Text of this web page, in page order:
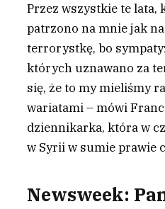
Przez wszystkie te lata,
patrzono na mnie jak
terrorystkę, bo
których uznawano za
się, że to my mieliśmy
wariatami – mówi
dziennikarka, która w
w Syrii w sumie prawie
Newsweek: